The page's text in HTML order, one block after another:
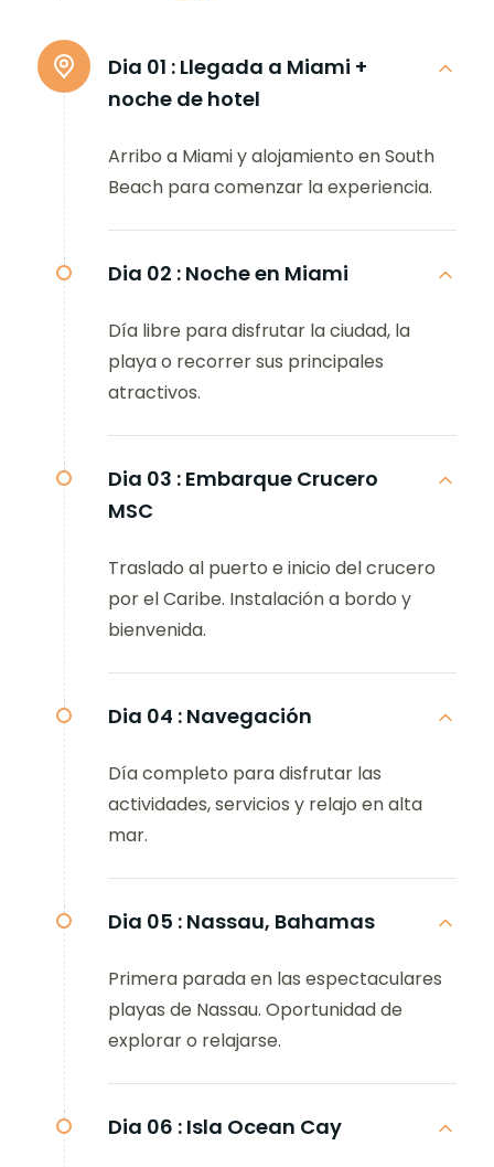
Dia 01 : Llegada a Miami +
noche de hotel
Arribo a Miami y alojamiento en South
Beach para comenzar la experiencia.
Dia 02 : Noche en Miami
Día libre para disfrutar la ciudad, la
playa o recorrer sus principales
atractivos.
Dia 03 : Embarque Crucero
MSC
Traslado al puerto e inicio del crucero
por el Caribe. Instalación a bordo y
bienvenida.
Dia 04 : Navegación
Día completo para disfrutar las
actividades, servicios y relajo en alta
mar.
Dia 05 : Nassau, Bahamas
Primera parada en las espectaculares
playas de Nassau. Oportunidad de
explorar o relajarse.
Dia 06 : Isla Ocean Cay